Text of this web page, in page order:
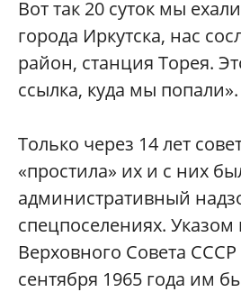
Вот так 20 суток мы
города Иркутска, нас
район, станция Торея.
ссылка, куда мы попали».
Только через 14 лет
«простила» их и с них
административный
спецпоселениях.
Верховного Совета
сентября 1965 года им